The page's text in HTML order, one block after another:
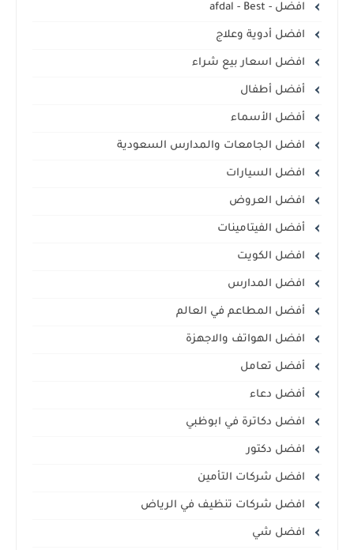
افضل - afdal - Best
افضل أدوية وعلاج
افضل اسعار بيع شراء
أفضل أطفال
أفضل الأسماء
افضل الجامعات والمدارس السعودية
افضل السيارات
افضل العروض
أفضل الفيتامينات
افضل الكويت
افضل المدارس
أفضل المطاعم في العالم
افضل الهواتف والاجهزة
أفضل تعامل
أفضل دعاء
افضل دكاترة في ابوظبي
افضل دكتور
افضل شركات التأمين
افضل شركات تنظيف في الرياض
افضل شي